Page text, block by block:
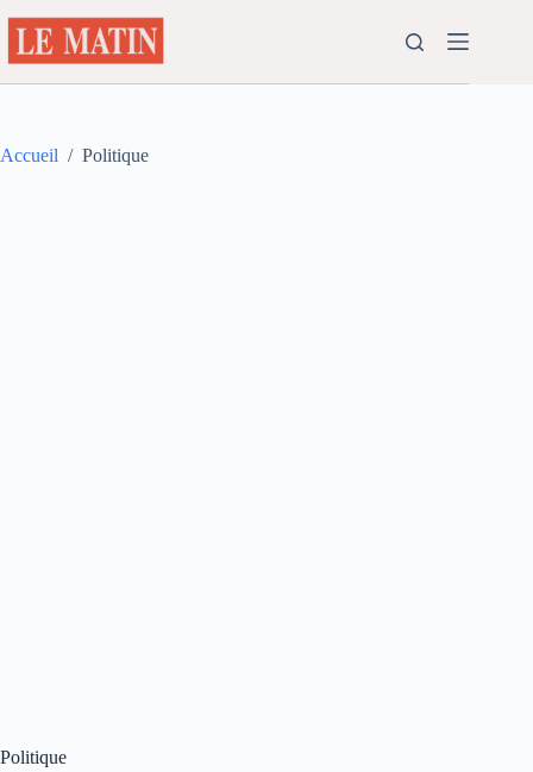
au
contenu
Accueil / Politique
Politique